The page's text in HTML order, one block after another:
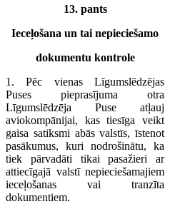
13. pants
Ieceļošana un tai nepieciešamo
dokumentu kontrole
1. Pēc vienas Līgumslēdzējas
Puses pieprasījuma otra
Līgumslēdzēja Puse atļauj
aviokompānijai, kas tiesīga veikt
gaisa satiksmi abās valstīs, īstenot
pasākumus, kuri nodrošinātu, ka
tiek pārvadāti tikai pasažieri ar
attiecīgajā valstī nepieciešamajiem
ieceļošanas vai tranzīta
dokumentiem.